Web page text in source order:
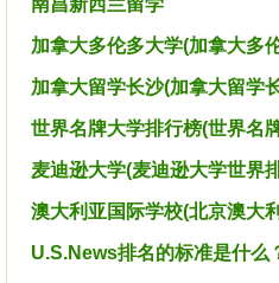
南昌新西兰留学
加拿大多伦多大学(加拿大多
加拿大留学长沙(加拿大留学
世界名牌大学排行榜(世界名
麦迪逊大学(麦迪逊大学世界
澳大利亚国际学校(北京澳大
U.S.News排名的标准是什么